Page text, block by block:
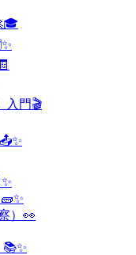
入門🎬
）👀